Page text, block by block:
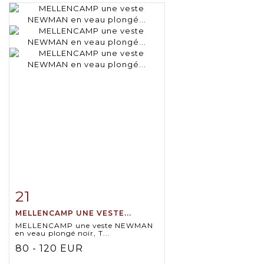
Item detail
21
MELLENCAMP UNE VESTE...
MELLENCAMP une veste NEWMAN
en veau plongé noir, T...
80 - 120 EUR